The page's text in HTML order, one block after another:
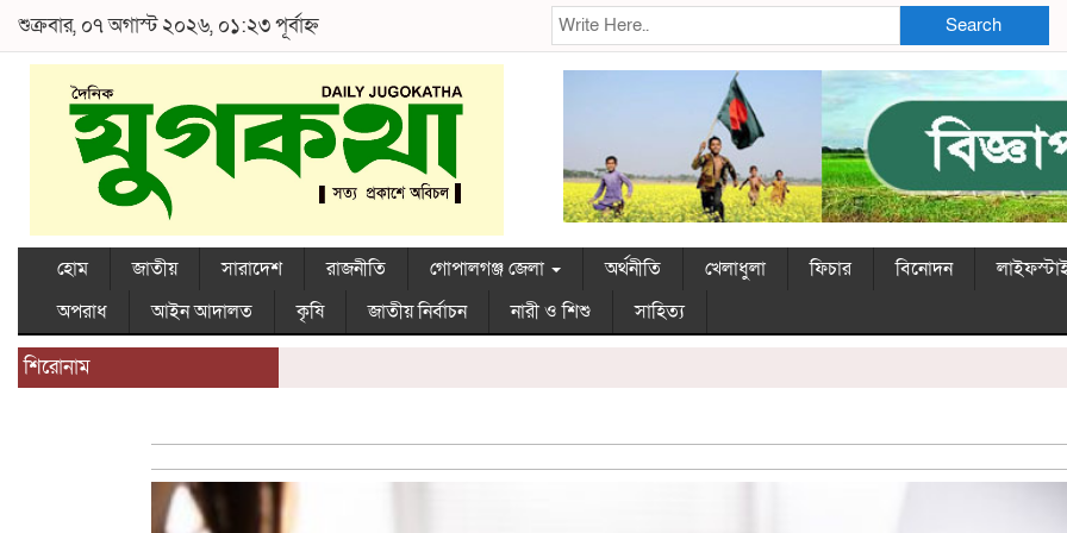
শুক্রবার, ০৭ অগাস্ট ২০২৬, ০১:২৩ পূর্বাহ্ন Search
হোম জাতীয় সারাদেশ রাজনীতি গোপালগঞ্জ জেলা অর্থনীতি খেলাধুলা ফিচার বিনোদন
অপরাধ
আইন আদালত কৃষি জাতীয় নির্বাচন নারী ও শিশু সাহিত্য
শিরোনাম